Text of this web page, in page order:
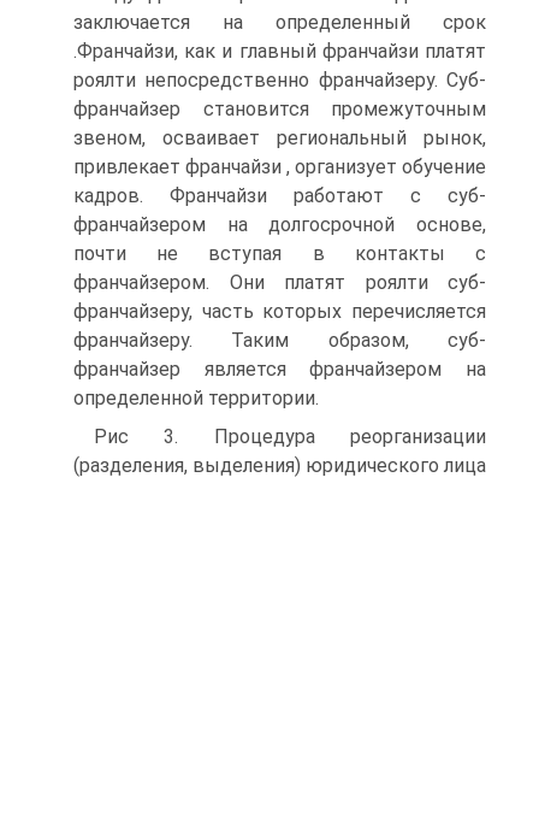
заключается на определенный срок
.Франчайзи, как и главный франчайзи платят
роялти непосредственно франчайзеру. Суб-
франчайзер становится промежуточным
звеном, осваивает региональный рынок,
привлекает франчайзи , организует обучение
кадров. Франчайзи работают с суб-
франчайзером на долгосрочной основе,
почти не вступая в контакты с
франчайзером. Они платят роялти суб-
франчайзеру, часть которых перечисляется
франчайзеру. Таким образом, суб-
франчайзер является франчайзером на
определенной территории.
Рис 3. Процедура реорганизации
(разделения, выделения) юридического лица